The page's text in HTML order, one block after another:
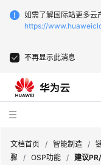
如需了解国际站更多云
https://
不再显示此消息
文档首页 / 智能制造 /
骤
/ OSP功能 / 建议